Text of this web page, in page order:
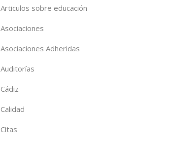
Articulos sobre educación
Asociaciones
Asociaciones Adheridas
Auditorías
Cádiz
Calidad
Citas